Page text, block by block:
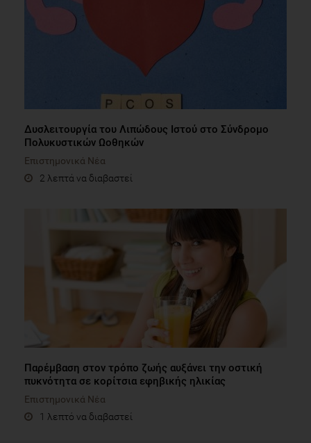
Δυσλειτουργία του Λιπώδους Ιστού στο Σύνδρομο
Πολυκυστικών Ωοθηκών
Επιστημονικά Νέα
2 λεπτά να διαβαστεί
Παρέμβαση στον τρόπο ζωής αυξάνει την οστική
πυκνότητα σε κορίτσια εφηβικής ηλικίας
Επιστημονικά Νέα
1 λεπτό να διαβαστεί